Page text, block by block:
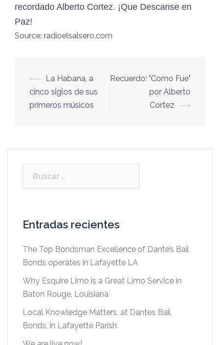
recordado Alberto Cortez. ¡Que Descanse en
Paz!
Source: radioelsalsero.com
Navegación
de
entradas
⟵
La Habana, a
cinco siglos de sus
primeros músicos
Recuerdo: "Como Fue"
por Alberto
Cortez
⟶
Entradas recientes
The Top Bondsman Excellence of Dante’s Bail
Bonds operates in Lafayette LA
Why Esquire Limo is a Great Limo Service in
Baton Rouge, Louisiana
Local Knowledge Matters, at Dantes Bail
Bonds, in Lafayette Parish.